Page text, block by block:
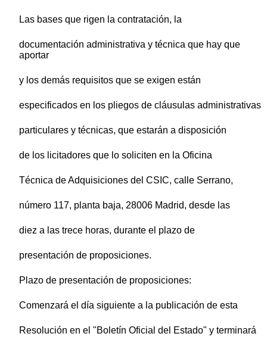
Las bases que rigen la contratación, la
documentación administrativa y técnica que hay que
aportar
y los demás requisitos que se exigen están
especificados en los pliegos de cláusulas administrativas
particulares y técnicas, que estarán a disposición
de los licitadores que lo soliciten en la Oficina
Técnica de Adquisiciones del CSIC, calle Serrano,
número 117, planta baja, 28006 Madrid, desde las
diez a las trece horas, durante el plazo de
presentación de proposiciones.
Plazo de presentación de proposiciones:
Comenzará el día siguiente a la publicación de esta
Resolución en el "Boletín Oficial del Estado" y terminará